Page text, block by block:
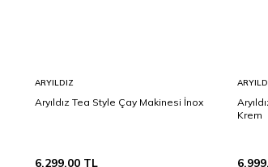
ARYILDIZ
Aryıldız Tea Style Çay Makinesi İnox
6.299,00 TL
Krem